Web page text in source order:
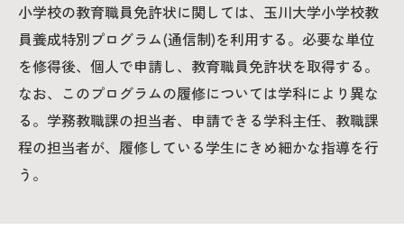
小学校の教育職員免許状に関しては、玉川大学小学校教
員養成特別プログラム(通信制)を利用する。必要な単位
を修得後、個人で申請し、教育職員免許状を取得する。
なお、このプログラムの履修については学科により異な
る。学務教職課の担当者、申請できる学科主任、教職課
程の担当者が、履修している学生にきめ細かな指導を行
う。